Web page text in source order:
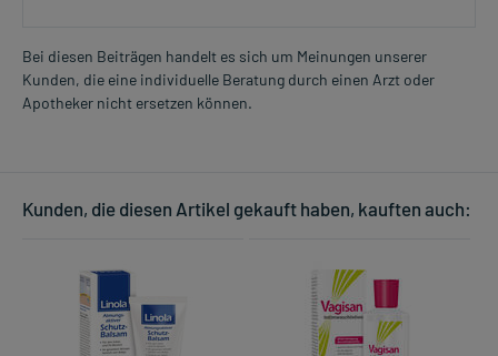
Bei diesen Beiträgen handelt es sich um Meinungen unserer
Kunden, die eine individuelle Beratung durch einen Arzt oder
Apotheker nicht ersetzen können.
Kunden, die diesen Artikel gekauft haben, kauften auch: